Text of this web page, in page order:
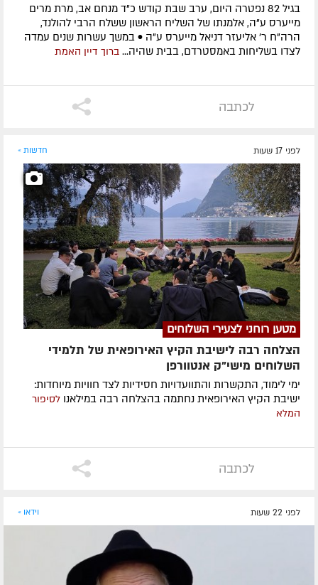
בגיל 82 נפטרה היום, ערב שבת קודש כ"ד מנחם אב, מרת מרים
מייערס ע"ה, אלמנתו של השליח הראשון ששלח הרבי להולנד,
הרה"ח ר' אליעזר דניאל מייערס ע"ה • במשך עשרות שנים עמדה
לצדו בשליחות באמסטרדם, בבית שהיה... ברוך דיין האמת
לכתבה
לפני 17 שעות חדשות »
מטען רוחני לצעירי השלוחים
הצלחה רבה לישיבת הקיץ האירופאית של תלמידי
השלוחים מישי"ק אנטוורפן
ימי לימוד, התקשרות והתוועדויות חסידיות לצד חוויות מיוחדות:
ישיבת הקיץ האירופאית נחתמה בהצלחה רבה במילאנו לסיפור
המלא
לכתבה
לפני 22 שעות וידאו »